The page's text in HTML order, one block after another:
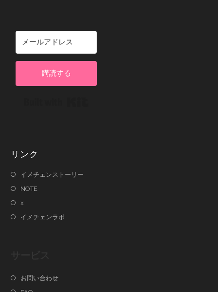
購読する
リンク
イメチェンストーリー
NOTE
x
イメチェンラボ
お問い合わせ